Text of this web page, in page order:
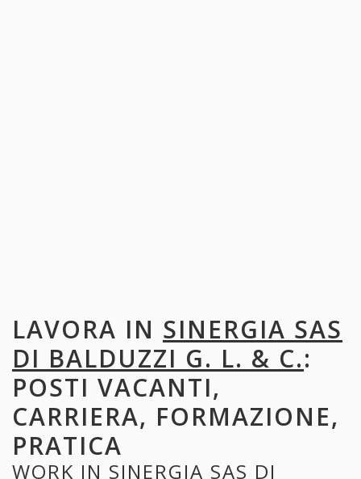
LAVORA IN SINERGIA SAS
DI BALDUZZI G. L. & C.:
POSTI VACANTI,
CARRIERA, FORMAZIONE,
PRATICA
WORK IN SINERGIA SAS DI